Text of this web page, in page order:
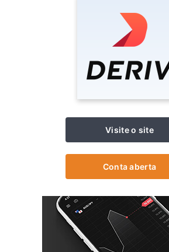
Visite o site
Conta aberta